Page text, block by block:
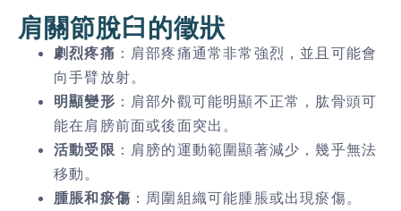
肩關節脫臼的徵狀
劇烈疼痛 ：肩部疼痛通常非常強烈，並且可能會
向手臂放射。
明顯變形 ：肩部外觀可能明顯不正常，肱骨頭可
能在肩膀前面或後面突出。
活動受限 ：肩膀的運動範圍顯著減少，幾乎無法
移動。
腫脹和瘀傷 ：周圍組織可能腫脹或出現瘀傷。